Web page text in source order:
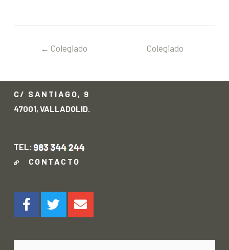
← Colegiado
Colegiado
C/ SANTIAGO, 9
47001, VALLADOLID.
TEL:
CONTACTO